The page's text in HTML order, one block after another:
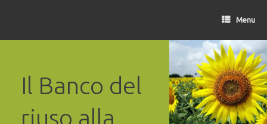
Menu
Il Banco del
riuso alla